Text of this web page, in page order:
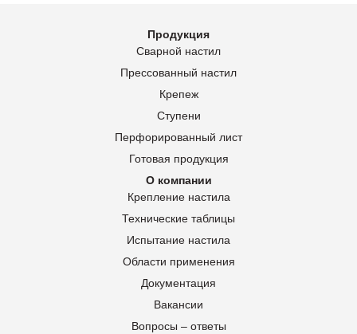
Продукция
Сварной настил
Прессованный настил
Крепеж
Ступени
Перфорированный лист
Готовая продукция
О компании
Крепление настила
Технические таблицы
Испытание настила
Области применения
Документация
Вакансии
Вопросы – ответы